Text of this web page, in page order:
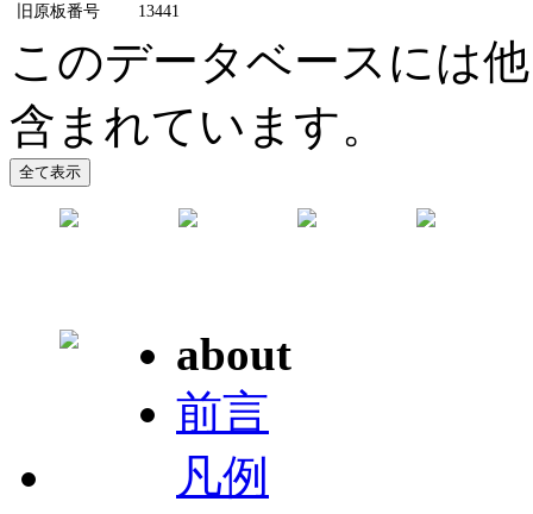
旧原板番号
13441
このデータベースには
含まれています。
about
前言
凡例